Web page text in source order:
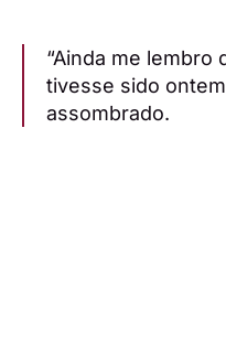
“Ainda me lembro
tivesse sido
assombrado.